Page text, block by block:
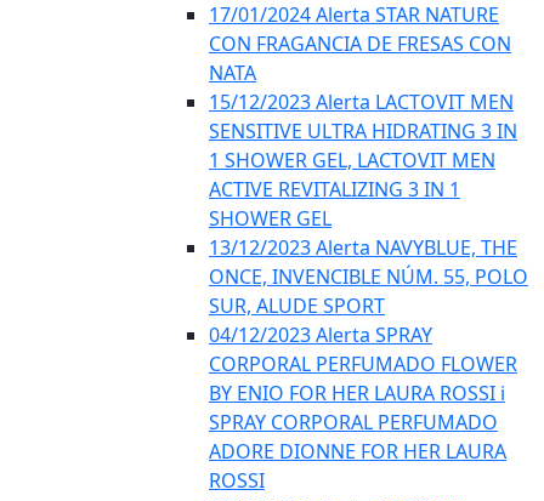
17/01/2024 Alerta STAR NATURE
CON FRAGANCIA DE FRESAS CON
NATA
15/12/2023 Alerta LACTOVIT MEN
SENSITIVE ULTRA HIDRATING 3 IN
1 SHOWER GEL, LACTOVIT MEN
ACTIVE REVITALIZING 3 IN 1
SHOWER GEL
13/12/2023 Alerta NAVYBLUE, THE
ONCE, INVENCIBLE NÚM. 55, POLO
SUR, ALUDE SPORT
04/12/2023 Alerta SPRAY
CORPORAL PERFUMADO FLOWER
BY ENIO FOR HER LAURA ROSSI i
SPRAY CORPORAL PERFUMADO
ADORE DIONNE FOR HER LAURA
ROSSI